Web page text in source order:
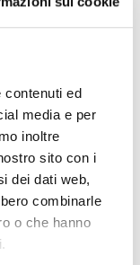
contenuti ed
media e per
inoltre
sito con i
dei dati web,
combinarle
o che hanno